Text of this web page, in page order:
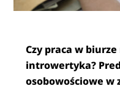
Czy praca w
introwertyka?
osobowościowe w